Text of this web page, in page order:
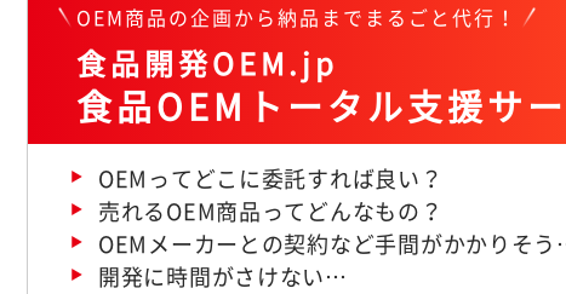
OEM商品の企画から納品までまるごと代行！
食品開発OEM.jp
食品OEMトータル支援サ
OEMってどこに委託すれば良い？
売れるOEM商品ってどんなもの？
OEMメーカーとの契約など手間がかかりそ
開発に時間がさけない…